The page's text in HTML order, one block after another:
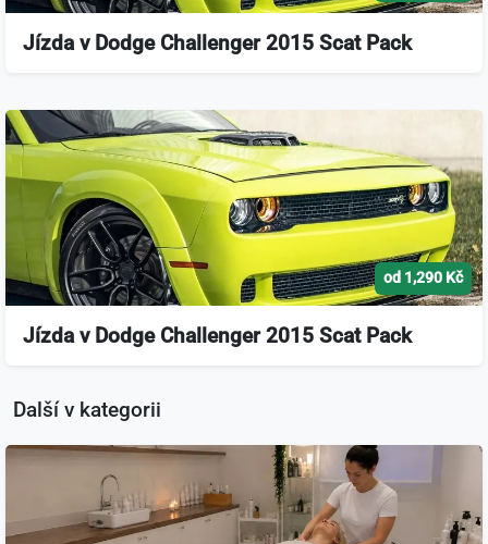
Jízda v Dodge Challenger 2015 Scat Pack
od 1,290 Kč
Jízda v Dodge Challenger 2015 Scat Pack
Další v kategorii